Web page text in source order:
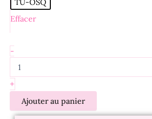
Effacer
-
+
Ajouter au panier